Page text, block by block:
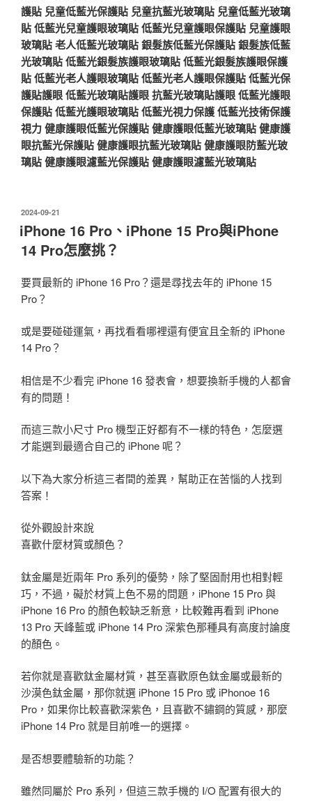
護貼 兒童低藍光保護貼 兒童抗藍光玻璃貼 兒童低藍光玻璃
貼低藍光兒童護眼玻璃貼低藍光兒童護眼保護貼 兒童護眼
玻璃貼老人低藍光玻璃貼銀髮族低藍光保護貼銀髮族低藍
光玻璃貼低藍光銀髮族護眼玻璃貼低藍光銀髮族護眼保護
貼低藍光老人護眼玻璃貼低藍光老人護眼保護貼低藍光保
護貼護眼低藍光玻璃貼護眼抗藍光玻璃貼護眼低藍光護眼
保護貼低藍光護眼玻璃貼低藍光視力保護低藍光技術保護
視力健康護眼低藍光保護貼健康護眼低藍光玻璃貼健康護
眼抗藍光保護貼健康護眼抗藍光玻璃貼健康護眼防藍光玻
璃貼健康護眼濾藍光保護貼健康護眼濾藍光玻璃貼
發
佈
於
2024-09-21
iPhone 16 Pro、iPhone 15 Pro與iPhone
14 Pro怎麼挑？
要買最新的 iPhone 16 Pro？還是尋找去年的 iPhone 15
Pro？
或是要碰碰運氣，再找看看哪裡還有便宜且全新的 iPhone
14 Pro？
相信是不少看完 iPhone 16 發表會，想要換新手機的人都會
有的問題！
而這三款小尺寸 Pro 機型正好都有不一樣的特色，怎麼選
才能選到最適合自己的 iPhone 呢？
以下為大家分析這三者間的差異，幫助正在苦惱的人找到
答案！
從外觀設計來說
喜歡什麼材質或顏色？
鈦金屬是近兩年 Pro 系列的優勢，除了堅固耐用也相對輕
巧，不過，礙於材質上色不易的問題，iPhone 15 Pro 與
iPhone 16 Pro 的顏色較缺乏新意，比較難再看到 iPhone
13 Pro 天峰藍或 iPhone 14 Pro 深紫色那種具有高度討論度
的顏色。
若你就是喜歡鈦金屬材質，甚至喜歡原色鈦金屬或最新的
沙漠色鈦金屬，那你就選 iPhone 15 Pro 或 iPhonoe 16
Pro，如果你比較喜歡深紫色，且喜歡不鏽鋼的質感，那麼
iPhone 14 Pro 就是目前唯一的選擇。
是否想要體驗新的功能？
雖然同屬於 Pro 系列，但這三款手機的 I/O 配置有很大的